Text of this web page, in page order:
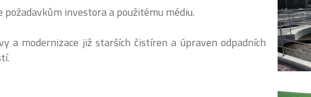
investora a použitému médiu.
a modernizace již starších čistíren a úpraven odpadních